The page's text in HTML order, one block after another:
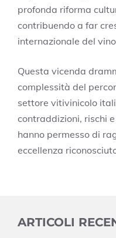
profonda riforma
contribuendo a far
internazionale del
Questa vicenda
complessità del
settore vitivinicolo
contraddizioni, rischi
hanno permesso di
eccellenza
ARTICOLI